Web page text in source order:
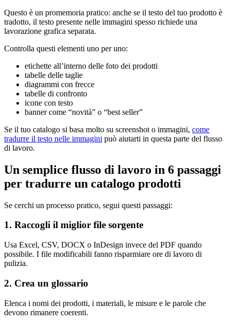
Questo è un promemoria pratico: anche se il testo del tuo prodotto è
tradotto, il testo presente nelle immagini spesso richiede una
lavorazione grafica separata.
Controlla questi elementi uno per uno:
etichette all’interno delle foto dei prodotti
tabelle delle taglie
diagrammi con frecce
tabelle di confronto
icone con testo
banner come “novità” o “best seller”
Se il tuo catalogo si basa molto su screenshot o immagini, come
tradurre il testo nelle immagini può aiutarti in questa parte del flusso
di lavoro.
Un semplice flusso di lavoro in 6 passaggi
per tradurre un catalogo prodotti
Se cerchi un processo pratico, segui questi passaggi:
1. Raccogli il miglior file sorgente
Usa Excel, CSV, DOCX o InDesign invece del PDF quando
possibile. I file modificabili fanno risparmiare ore di lavoro di
pulizia.
2. Crea un glossario
Elenca i nomi dei prodotti, i materiali, le misure e le parole che
devono rimanere coerenti.